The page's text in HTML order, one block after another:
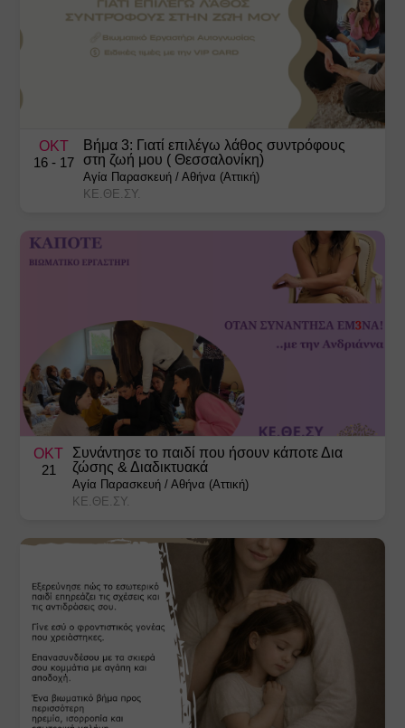
ΟΚΤ
16 - 17
Βήμα 3: Γιατί επιλέγω λάθος συντρόφους
στη ζωή μου ( Θεσσαλονίκη)
Αγία Παρασκευή /Αθήνα (Αττική)
ΚΕ.ΘΕ.ΣΥ.
ΟΚΤ
21
Συνάντησε το παιδί που ήσουν κάποτε Δια
ζώσης & Διαδικτυακά
Αγία Παρασκευή /Αθήνα (Αττική)
ΚΕ.ΘΕ.ΣΥ.